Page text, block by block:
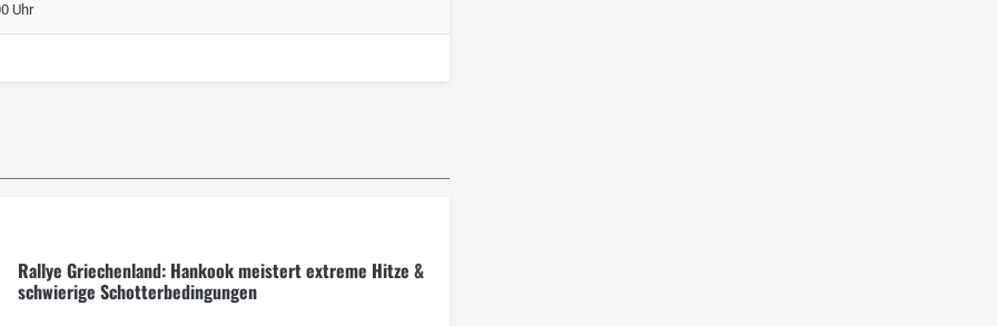
Uhr
Rallye Griechenland: Hankook meistert extreme Hitze &
schwierige Schotterbedingungen